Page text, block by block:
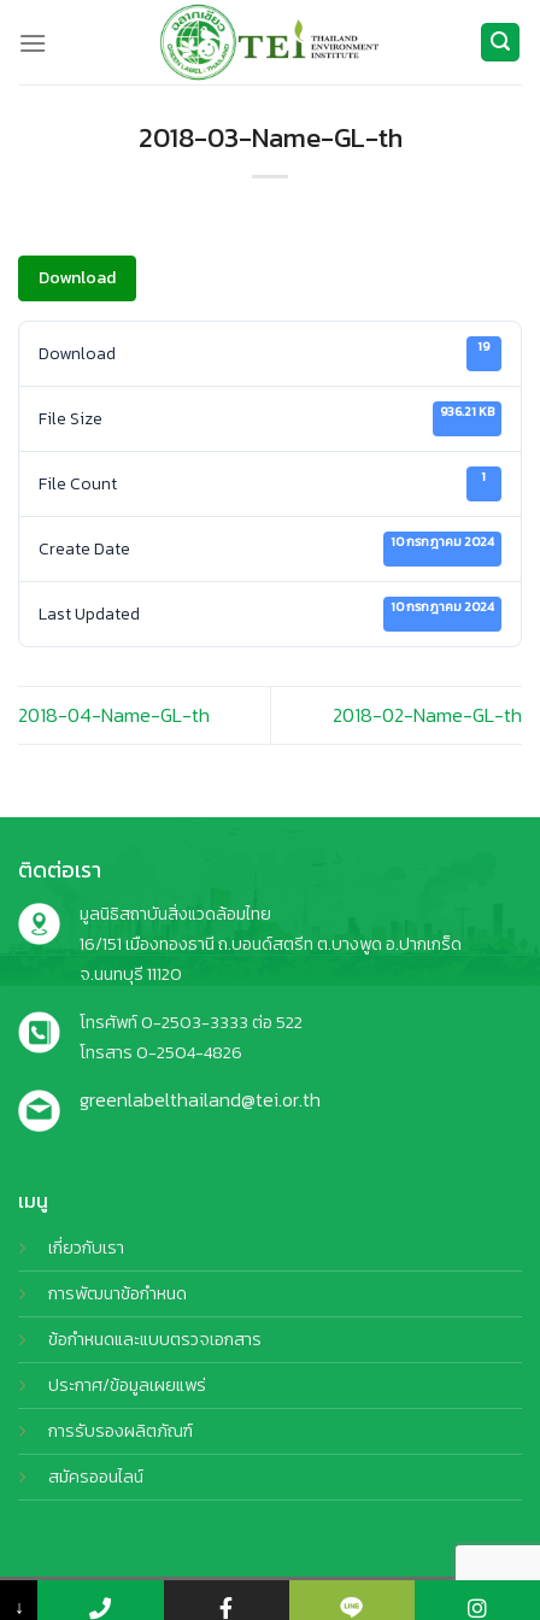
2018-03-Name-GL-th
Download
Download 19
File Size 936.21 KB
File Count 1
Create Date 10 กรกฎาคม 2024
Last Updated 10 กรกฎาคม 2024
2018-04-Name-GL-th 2018-02-Name-GL-th
เมนู
เกี่ยวกับเรา
การพัฒนาข้อกำหนด
ข้อกำหนดและแบบตรวจเอกสาร
ประกาศ/ข้อมูลเผยแพร่
การรับรองผลิตภัณฑ์
สมัครออนไลน์
ติดต่อเรา
มูลนิธิสถาบันสิ่งแวดล้อมไทย
16/151 เมืองทองธานี ถ.บอนด์สตรีท ต.บางพูด อ.ปากเกร็ด
จ.นนทบุรี 11120
โทรศัพท์ 0-2503-3333 ต่อ 522
โทรสาร 0-2504-4826
greenlabelthailand@tei.or.th
© Copyright 2026 TEI. All Rights Reserved by CJ Soft Co., Ltd.
↓